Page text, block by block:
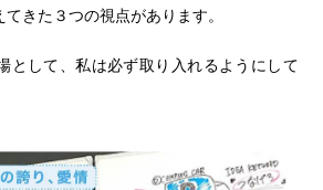
きた３つの視点があります。
として、私は必ず取り入れるようにして